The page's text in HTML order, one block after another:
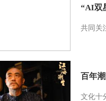
“AI双
共同关
百年
文化十